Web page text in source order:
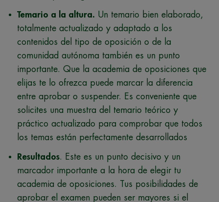
Temario a la altura. Un temario bien elaborado,
totalmente actualizado y adaptado a los
contenidos del tipo de oposición o de la
comunidad autónoma también es un punto
importante. Que la academia de oposiciones que
elijas te lo ofrezca puede marcar la diferencia
entre aprobar o suspender. Es conveniente que
solicites una muestra del temario teórico y
práctico actualizado para comprobar que todos
los temas están perfectamente desarrollados
Resultados. Este es un punto decisivo y un
marcador importante a la hora de elegir tu
academia de oposiciones. Tus posibilidades de
aprobar el examen pueden ser mayores si el